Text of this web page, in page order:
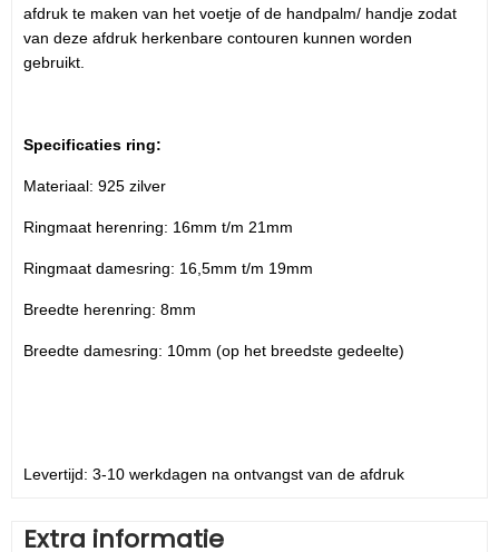
afdruk te maken van het voetje of de handpalm/ handje zodat
van deze afdruk herkenbare contouren kunnen worden
gebruikt.
Specificaties ring:
Materiaal: 925 zilver
Ringmaat herenring: 16mm t/m 21mm
Ringmaat damesring: 16,5mm t/m 19mm
Breedte herenring: 8mm
Breedte damesring: 10mm (op het breedste gedeelte)
Levertijd: 3-10 werkdagen na ontvangst van de afdruk
Extra informatie